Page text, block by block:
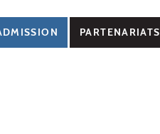
PARTENARIATS